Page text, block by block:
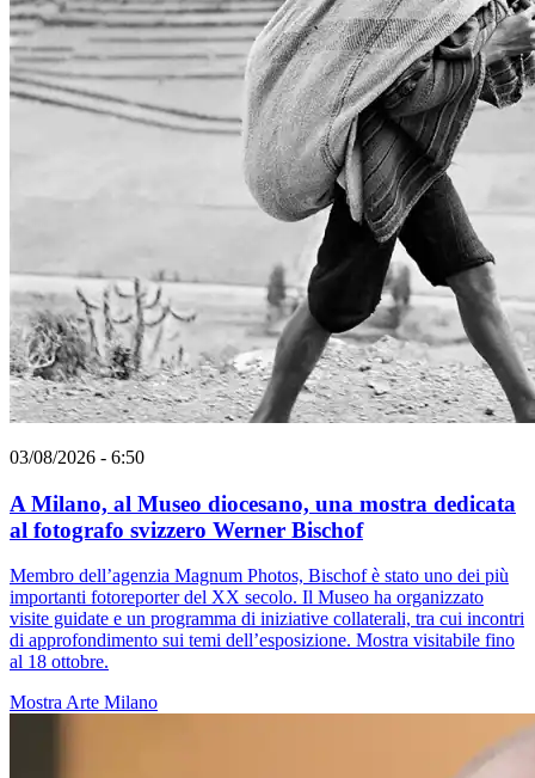
03/08/2026 - 6:50
A Milano, al Museo diocesano, una mostra dedicata
al fotografo svizzero Werner Bischof
Membro dell’agenzia Magnum Photos, Bischof è stato uno dei più
importanti fotoreporter del XX secolo. Il Museo ha organizzato
visite guidate e un programma di iniziative collaterali, tra cui incontri
di approfondimento sui temi dell’esposizione. Mostra visitabile fino
al 18 ottobre.
Mostra Arte Milano